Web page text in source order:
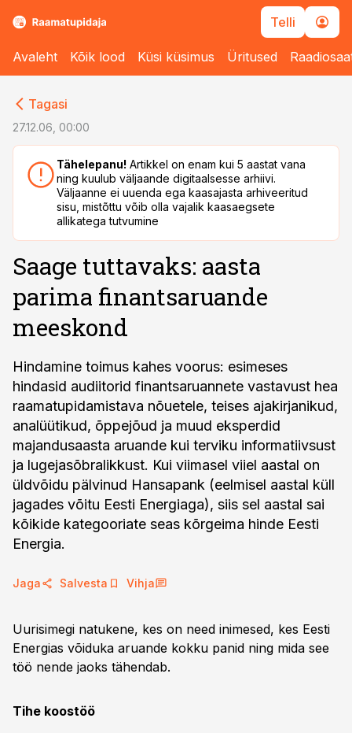
Telli
Avaleht Kõik lood Küsi küsimus Üritused
Tagasi
27.12.06, 00:00
Tähelepanu! Artikkel on enam kui 5 aastat vana
ning kuulub väljaande digitaalsesse arhiivi.
Väljaanne ei uuenda ega kaasajasta arhiveeritud
sisu, mistõttu võib olla vajalik kaasaegsete
allikatega tutvumine
Saage tuttavaks: aasta
parima finantsaruande
meeskond
Hindamine toimus kahes voorus: esimeses
hindasid audiitorid finantsaruannete vastavust hea
raamatupidamistava nõuetele, teises ajakirjanikud,
analüütikud, õppejõud ja muud eksperdid
majandusaasta aruande kui terviku informatiivsust
ja lugejasõbralikkust. Kui viimasel viiel aastal on
üldvõidu pälvinud Hansapank (eelmisel aastal küll
jagades võitu Eesti Energiaga), siis sel aastal sai
kõikide kategooriate seas kõrgeima hinde Eesti
Energia.
Jaga Salvesta Vihja
Uurisimegi natukene, kes on need inimesed, kes Eesti
Energias võiduka aruande kokku panid ning mida see
töö nende jaoks tähendab.
Tihe koostöö